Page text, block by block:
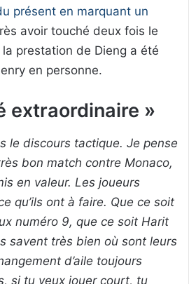
présent en marquant un
avoir touché deux fois le
prestation de Dieng a été
en personne.
extraordinaire »
le discours tactique. Je pense
bon match contre Monaco,
en valeur. Les joueurs
qu’ils ont à faire. Que ce soit
numéro 9, que ce soit Harit
savent très bien où sont leurs
d’aile toujours
si tu veux jouer court, tu